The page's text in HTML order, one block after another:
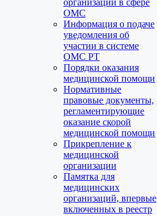
организаций в сфере
ОМС
Информация о подаче
уведомления об
участии в системе
ОМС РТ
Порядки оказания
медицинской помощи
Нормативные
правовые документы,
регламентирующие
оказание скорой
медицинской помощи
Прикрепление к
медицинской
организации
Памятка для
медицинских
организаций, впервые
включенных в реестр